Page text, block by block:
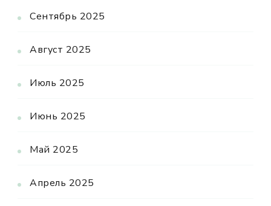
Сентябрь 2025
Август 2025
Июль 2025
Июнь 2025
Май 2025
Апрель 2025